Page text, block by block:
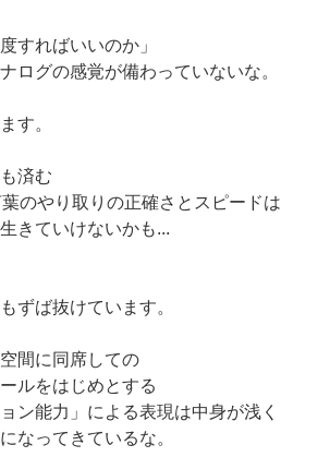
すればいいのか」
ログの感覚が備わっていないな。
す。
済む
のやり取りの正確さとスピードは
きていけないかも...
ずば抜けています。
間に同席しての
ルをはじめとする
ン能力」による表現は中身が浅く
なってきているな。